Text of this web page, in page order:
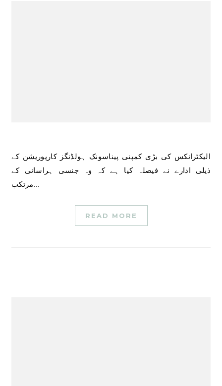
الیکٹرانکس کی بڑی کمپنی پیناسونک ہولڈنگز کارپوریشن کے
ذیلی ادارے نے فیصلہ کیا ہے کہ وہ جنسی ہراسانی کے
مرتکب…
READ MORE